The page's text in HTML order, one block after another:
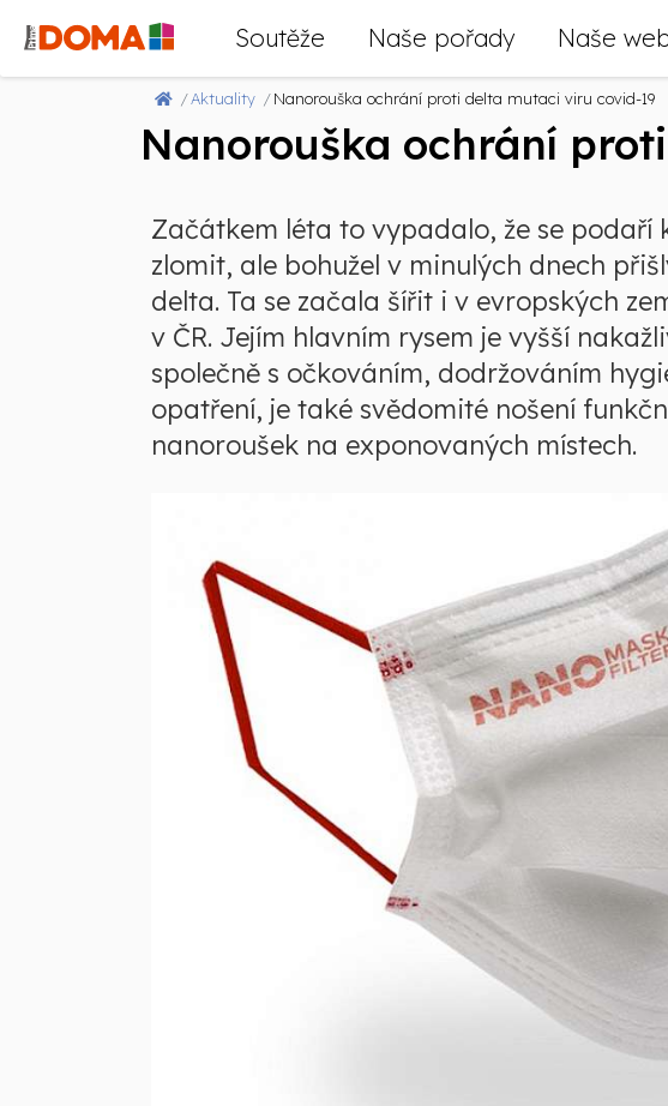
Soutěže Naše pořady Naše
Aktuality Nanorouška ochrání proti delta mutaci viru covid-19
Nanorouška ochrání
Začátkem léta to vypadalo, že se podaří
zlomit, ale bohužel v minulých dnech
delta. Ta se začala šířit i v evropských
v ČR. Jejím hlavním rysem je vyšší
společně s očkováním, dodržováním
opatření, je také svědomité nošení
nanoroušek na exponovaných místech.